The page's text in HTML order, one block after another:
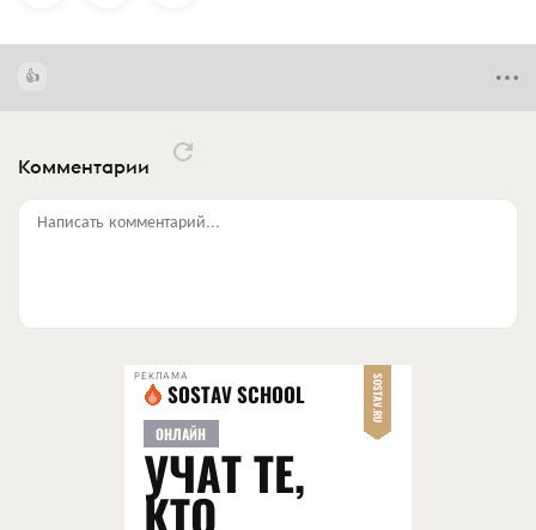
Комментарии
Написать комментарий...
РЕКЛАМА